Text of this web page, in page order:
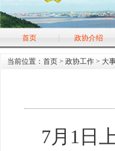
首页 政协介绍
当前位置： 首页 > 政协工作 > 大
7月1日